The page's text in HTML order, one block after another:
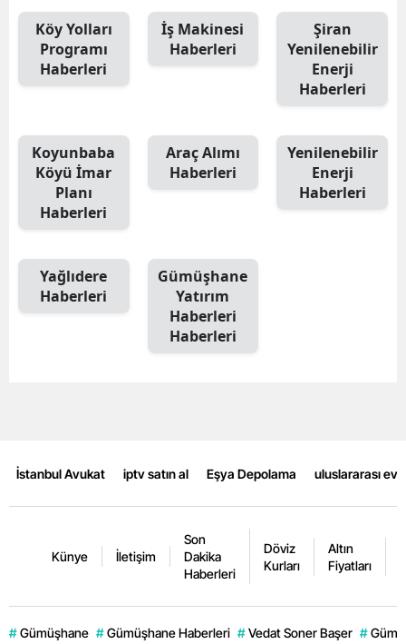
Kayseri
Kocaeli
Konya
Malatya
Manisa
Kahramanmaraş
Niğde
Sakarya
Köy Yolları
Programı
Haberleri
İş Makinesi
Haberleri
Şiran
Yenilenebilir
Enerji
Haberleri
Koyunbaba
Köyü İmar
Planı
Haberleri
Araç Alımı
Haberleri
Yenilenebilir
Enerji
Haberleri
Yağlıdere
Haberleri
Gümüşhane
Yatırım
Haberleri
Haberleri
İstanbul Avukat iptv satın al Eşya Depolama uluslararası
Künye İletişim
Son
Dakika
Haberleri
Döviz
Kurları
Altın
Fiyatları
# Gümüşhane # Gümüşhane Haberleri # Vedat Soner Başer #